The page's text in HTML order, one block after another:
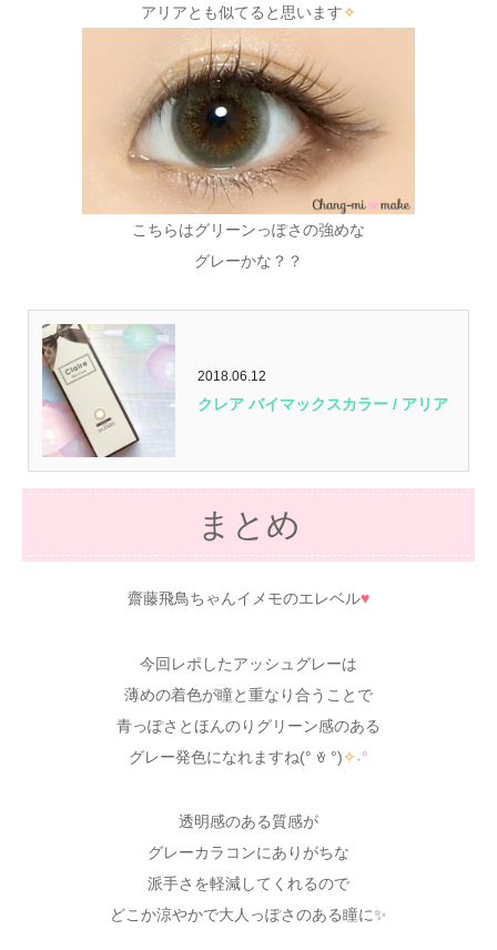
アリアとも似てると思います✧
こちらはグリーンっぽさの強めな
グレーかな？？
2018.06.12
クレア バイマックスカラー / アリア
まとめ
齋藤飛鳥ちゃんイメモのエレベル♥
今回レポしたアッシュグレーは
薄めの着色が瞳と重なり合うことで
青っぽさとほんのりグリーン感のある
グレー発色になれますね(° ꈊ °)✧˖°
透明感のある質感が
グレーカラコンにありがちな
派手さを軽減してくれるので
どこか涼やかで大人っぽさのある瞳に✨